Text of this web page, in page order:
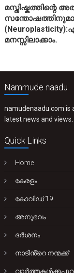
മസ്തിഷ്കത്തിന്റെ
മനസ്സിലാക്കാം.
Nammude naadu
namudenaadu.com is
latest news and views.
Quick Links
Home
കേരളം
കോവിഡ് 19
അനുഭവം
ദർശനം
നാടിൻ്റെ നന്മക്ക്